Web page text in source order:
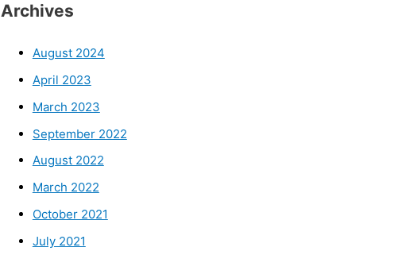
Archives
August 2024
April 2023
March 2023
September 2022
August 2022
March 2022
October 2021
July 2021